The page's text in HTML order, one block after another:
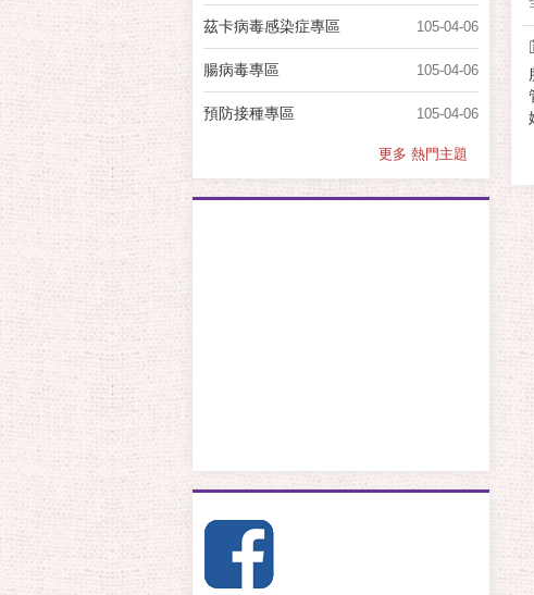
105-04-06
茲卡病毒感染症專區
105-04-06
腸病毒專區
105-04-06
預防接種專區
更多 熱門主題